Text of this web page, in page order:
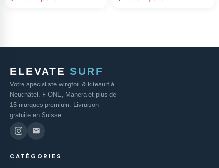
ELEVATE SURF
Votre spécialiste wingfoil & kitesurf à
Neuchâtel. F-ONE, Manera et plus de
15 marques premium. Livraison
gratuite en Suisse.
CATÉGORIES